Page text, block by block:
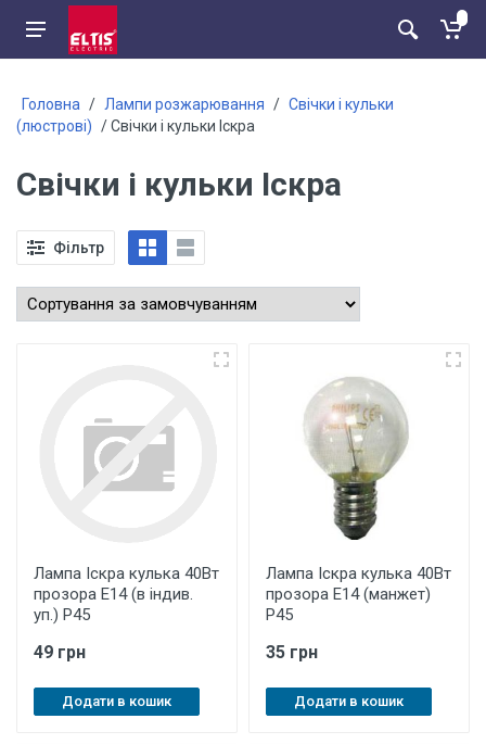
Головна / Лампи розжарювання / Свічки і кульки
(люстрові) / Свічки і кульки Іскра
Свічки і кульки Іскра
Фільтр
Лампа Іскра кулька 40Вт
прозора Е14 (в індив.
уп.) Р45
49 грн
Додати в кошик
Лампа Іскра кулька 40Вт
прозора Е14 (манжет)
Р45
35 грн
Додати в кошик